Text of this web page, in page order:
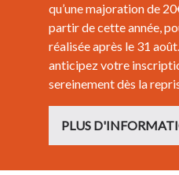
qu’une majoration de
partir de cette année,
réalisée après le 31
anticipez votre
sereinement dès la
PLUS